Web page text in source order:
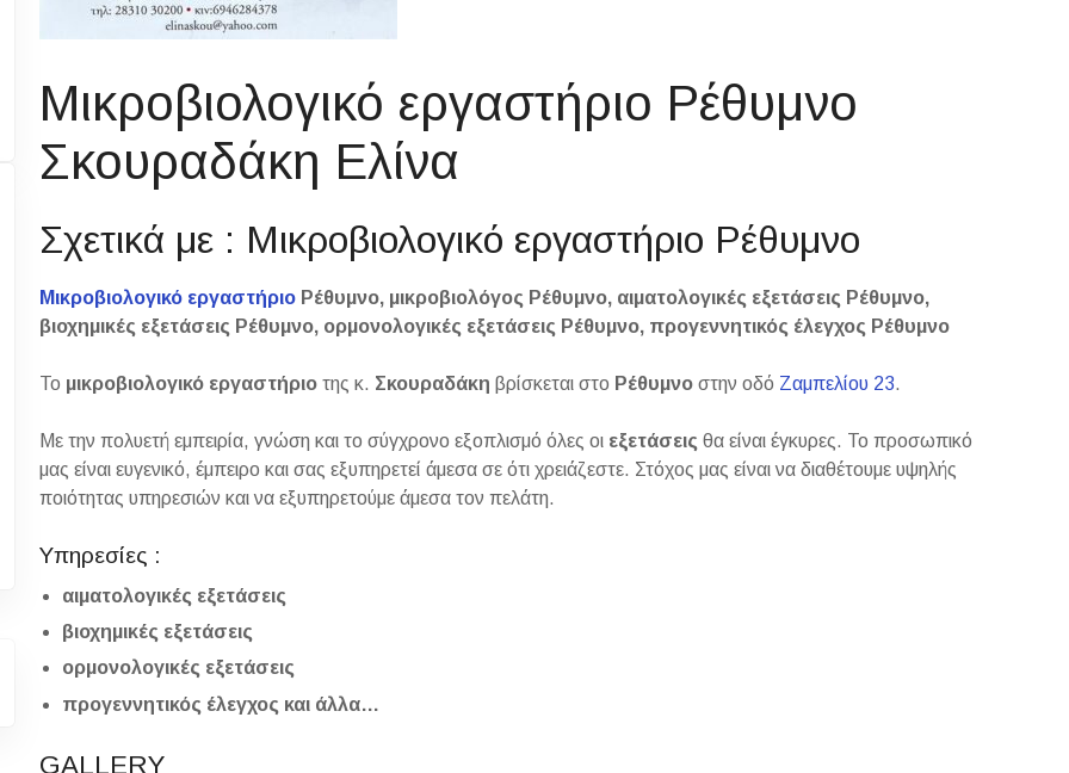
Μικροβιολογικό εργαστήριο Ρέθυμνο
Σκουραδάκη Ελίνα
Σχετικά με : Μικροβιολογικό εργαστήριο Ρέθυμνο
Μικροβιολογικό εργαστήριο Ρέθυμνο, μικροβιολόγος Ρέθυμνο, αιματολογικές εξετάσεις Ρέθυμνο,
βιοχημικές εξετάσεις Ρέθυμνο, ορμονολογικές εξετάσεις Ρέθυμνο, προγεννητικός έλεγχος Ρέθυμνο
Το μικροβιολογικό εργαστήριο της κ. Σκουραδάκη βρίσκεται στο Ρέθυμνο στην οδό Ζαμπελίου 23.
Με την πολυετή εμπειρία, γνώση και το σύγχρονο εξοπλισμό όλες οι εξετάσεις θα είναι έγκυρες. Το προσωπικό
μας είναι ευγενικό, έμπειρο και σας εξυπηρετεί άμεσα σε ότι χρειάζεστε. Στόχος μας είναι να διαθέτουμε υψηλής
ποιότητας υπηρεσιών και να εξυπηρετούμε άμεσα τον πελάτη.
Υπηρεσίες :
αιματολογικές εξετάσεις
βιοχημικές εξετάσεις
ορμονολογικές εξετάσεις
προγεννητικός έλεγχος και άλλα…
GALLERY